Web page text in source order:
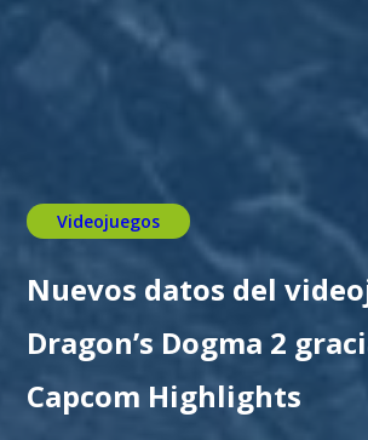
Videojuegos
Nuevos datos del
Dragon’s Dogma 2
Capcom Highlights